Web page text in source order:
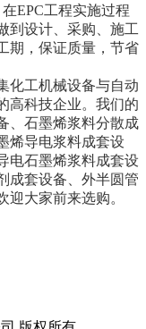
EPC工程实施过程
到设计、采购、施工
期，保证质量，节省
化工机械设备与自动
高科技企业。我们的
、石墨烯浆料分散成
烯导电浆料成套设
电石墨烯浆料成套设
成套设备、外半圆管
迎大家前来选购。